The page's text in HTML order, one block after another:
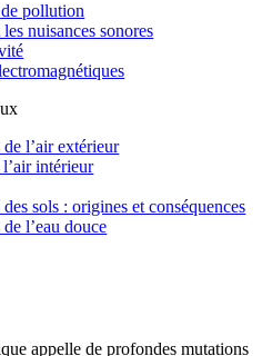
pollution
nuisances sonores
l’air extérieur
intérieur
sols : origines et conséquences
l’eau douce
appelle de profondes mutations